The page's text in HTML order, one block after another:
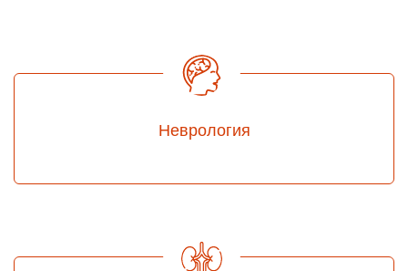
Неврология